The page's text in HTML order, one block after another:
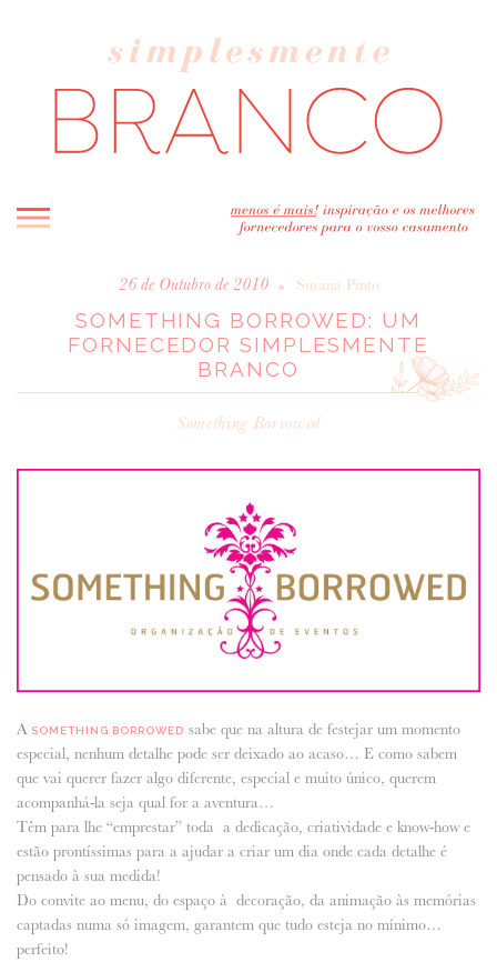
INICIO
BLOG
MELHOR INSPIRAÇÃO
REAL WEDDINGS & EDITORIAIS
FORNECEDORES RECOMENDADOS
ANUNCIE CONNOSCO
26 de Outubro de 2010 • Susana Pinto
SOMETHING BORROWED: UM
FORNECEDOR SIMPLESMENTE
BRANCO
Something Borrowed
A SOMETHING BORROWED sabe que na altura de festejar um momento
especial, nenhum detalhe pode ser deixado ao acaso… E como sabem
que vai querer fazer algo diferente, especial e muito único, querem
acompanhá-la seja qual for a aventura…
Têm para lhe “emprestar” toda a dedicação, criatividade e know-how e
estão prontíssimas para a ajudar a criar um dia onde cada detalhe é
pensado à sua medida!
Do convite ao menu, do espaço à decoração, da animação às memórias
captadas numa só imagem, garantem que tudo esteja no mí­nimo…
perfeito!